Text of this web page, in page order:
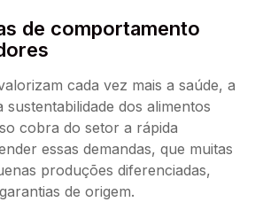
de comportamento
cada vez mais a saúde, a
sustentabilidade dos alimentos
cobra do setor a rápida
essas demandas, que muitas
produções diferenciadas,
de origem.